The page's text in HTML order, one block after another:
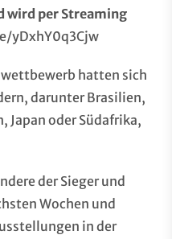
wird per Streaming
yDxhY0q3Cjw
hatten sich
darunter Brasilien,
Japan oder Südafrika,
der Sieger und
Wochen und
in der